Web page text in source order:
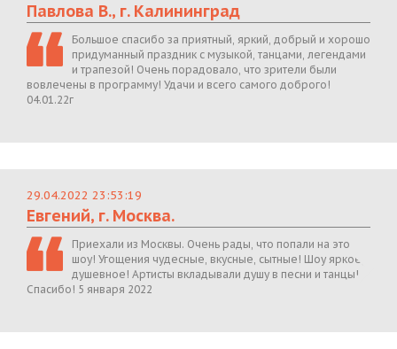
Павлова В., г. Калининград
Большое спасибо за приятный, яркий, добрый и хорошо
придуманный праздник с музыкой, танцами, легендами
и трапезой! Очень порадовало, что зрители были
вовлечены в программу! Удачи и всего самого доброго!
04.01.22г
29.04.2022 23:53:19
Евгений, г. Москва.
Приехали из Москвы. Очень рады, что попали на это
шоу! Угощения чудесные, вкусные, сытные! Шоу яркое,
душевное! Артисты вкладывали душу в песни и танцы!
Спасибо! 5 января 2022